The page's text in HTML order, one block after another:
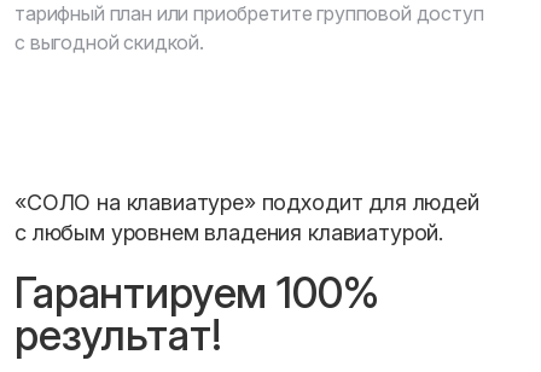
тарифный план или приобретите групповой доступ
с выгодной скидкой.
«СОЛО на клавиатуре» подходит для людей
с любым уровнем владения клавиатурой.
Гарантируем 100%
результат!